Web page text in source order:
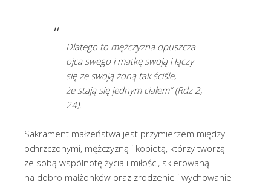
Dlatego to mężczyzna opuszcza
ojca swego i matkę swoją i łączy
się ze swoją żoną tak ściśle,
że stają się jednym ciałem” (Rdz 2,
24).
Sakrament małżeństwa jest przymierzem między
ochrzczonymi, mężczyzną i kobietą, którzy tworzą
ze sobą wspólnotę życia i miłości, skierowaną
na dobro małżonków oraz zrodzenie i wychowanie